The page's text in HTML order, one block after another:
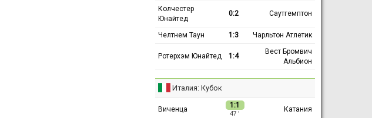
Колчестер
Юнайтед
0:2 Саутгемптон
Челтнем Таун 1:3 Чарльтон Атлетик
Ротерхэм Юнайтед 1:4
Вест Бромвич
Альбион
Италия: Кубок
Виченца 1:1
47 ′
Катания